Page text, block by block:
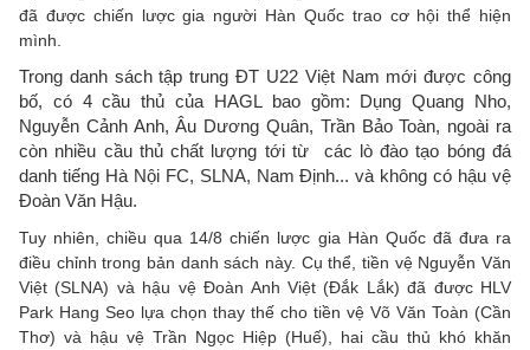
đã được chiến lược gia người Hàn Quốc trao cơ hội thể hiện
mình.
Trong danh sách tập trung ĐT U22 Việt Nam mới được công
bố, có 4 cầu thủ của HAGL bao gồm: Dụng Quang Nho,
Nguyễn Cảnh Anh, Âu Dương Quân, Trần Bảo Toàn, ngoài ra
còn nhiều cầu thủ chất lượng tới từ các lò đào tạo bóng đá
danh tiếng Hà Nội FC, SLNA, Nam Định... và không có hậu vệ
Đoàn Văn Hậu.
Tuy nhiên, chiều qua 14/8 chiến lược gia Hàn Quốc đã đưa ra
điều chỉnh trong bản danh sách này. Cụ thể, tiền vệ Nguyễn Văn
Việt (SLNA) và hậu vệ Đoàn Anh Việt (Đắk Lắk) đã được HLV
Park Hang Seo lựa chọn thay thế cho tiền vệ Võ Văn Toàn (Cần
Thơ) và hậu vệ Trần Ngọc Hiệp (Huế), hai cầu thủ khó khăn